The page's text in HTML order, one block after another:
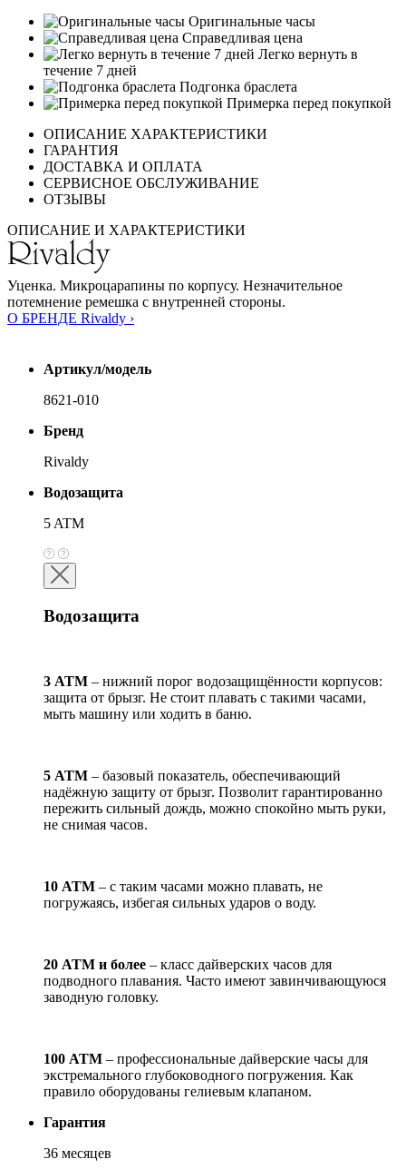
Оригинальные часы
Справедливая цена
Легко вернуть в
течение 7 дней
Подгонка браслета
Примерка перед покупкой
ОПИСАНИЕ ХАРАКТЕРИСТИКИ
ГАРАНТИЯ
ДОСТАВКА И ОПЛАТА
СЕРВИСНОЕ ОБСЛУЖИВАНИЕ
ОТЗЫВЫ
ОПИСАНИЕ И ХАРАКТЕРИСТИКИ
Уценка. Микроцарапины по корпусу. Незначительное
потемнение ремешка с внутренней стороны.
О БРЕНДЕ Rivaldy ›
Артикул/модель
8621-010
Бренд
Rivaldy
Водозащита
5 ATM
Водозащита
3 АТМ – нижний порог водозащищённости корпусов:
защита от брызг. Не стоит плавать с такими часами,
мыть машину или ходить в баню.
5 АТМ – базовый показатель, обеспечивающий
надёжную защиту от брызг. Позволит гарантированно
пережить сильный дождь, можно спокойно мыть руки,
не снимая часов.
10 АТМ – с таким часами можно плавать, не
погружаясь, избегая сильных ударов о воду.
20 АТМ и более – класс дайверских часов для
подводного плавания. Часто имеют завинчивающуюся
заводную головку.
100 АТМ – профессиональные дайверские часы для
экстремального глубоководного погружения. Как
правило оборудованы гелиевым клапаном.
Гарантия
36 месяцев